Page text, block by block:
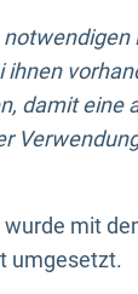
damit eine
mit
umgesetzt.